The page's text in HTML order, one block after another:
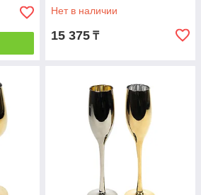
Нет в наличии
15 375 ₸